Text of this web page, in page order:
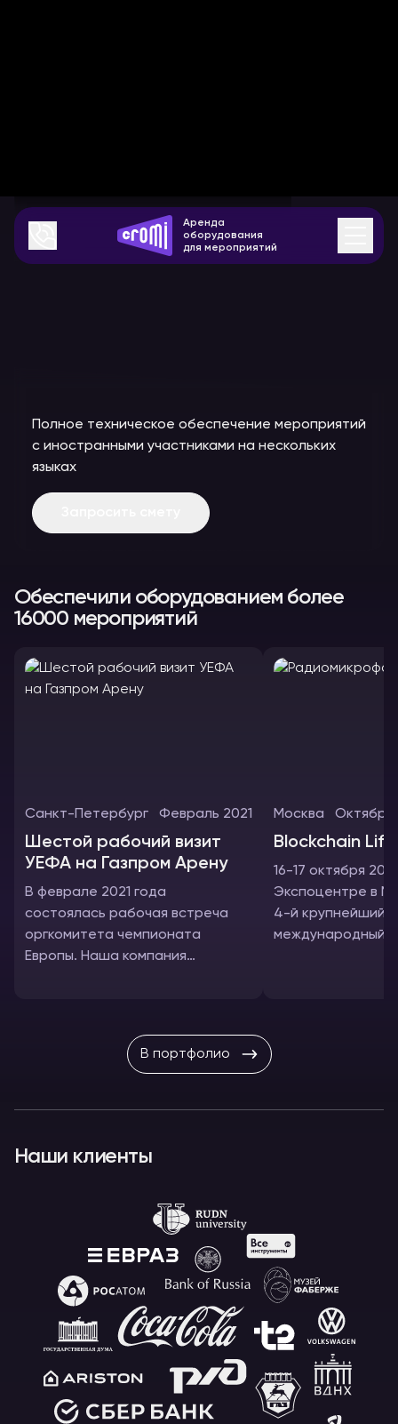
Полное техническое обеспечение мероприятий
с иностранными участниками на нескольких
языках
Обеспечили оборудованием более
16000 мероприятий
Санкт-Петербург Февраль 2021
Шестой рабочий визит
УЕФА на Газпром Арену
В феврале 2021 года
состоялась рабочая встреча
оргкомитета чемпионата
Европы. Наша компания
В этом проекте
Пульты
Кабины
Москва Октябрь
Blockchain Life
16-17 октября
Экспоцентре в
4-й крупнейший
международный
В портфолио
Наши клиенты